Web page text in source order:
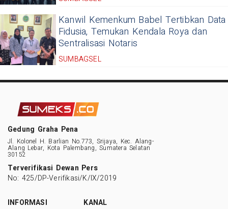
Kanwil Kemenkum Babel Tertibkan Data
Fidusia, Temukan Kendala Roya dan
Sentralisasi Notaris
SUMBAGSEL
Gedung Graha Pena
Jl. Kolonel H. Barlian No.773, Srijaya, Kec. Alang-
Alang Lebar, Kota Palembang, Sumatera Selatan
30152
Terverifikasi Dewan Pers
No: 425/DP-Verifikasi/K/IX/2019
INFORMASI
KANAL